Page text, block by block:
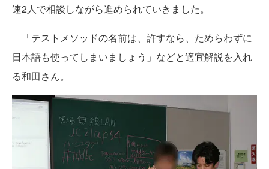
速2人で相談しながら進められていきました。
「テストメソッドの名前は、許すなら、ためらわずに
日本語も使ってしまいましょう」などと適宜解説を入れ
る和田さん。